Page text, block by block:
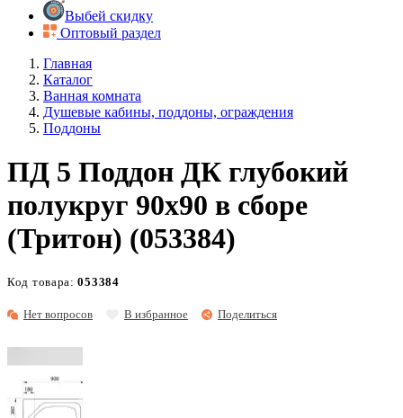
Выбей скидку
Оптовый раздел
Главная
Каталог
Ванная комната
Душевые кабины, поддоны, ограждения
Поддоны
ПД 5 Поддон ДК глубокий
полукруг 90х90 в сборе
(Тритон) (053384)
Нет вопросов В избранное Поделиться
Код товара:053384